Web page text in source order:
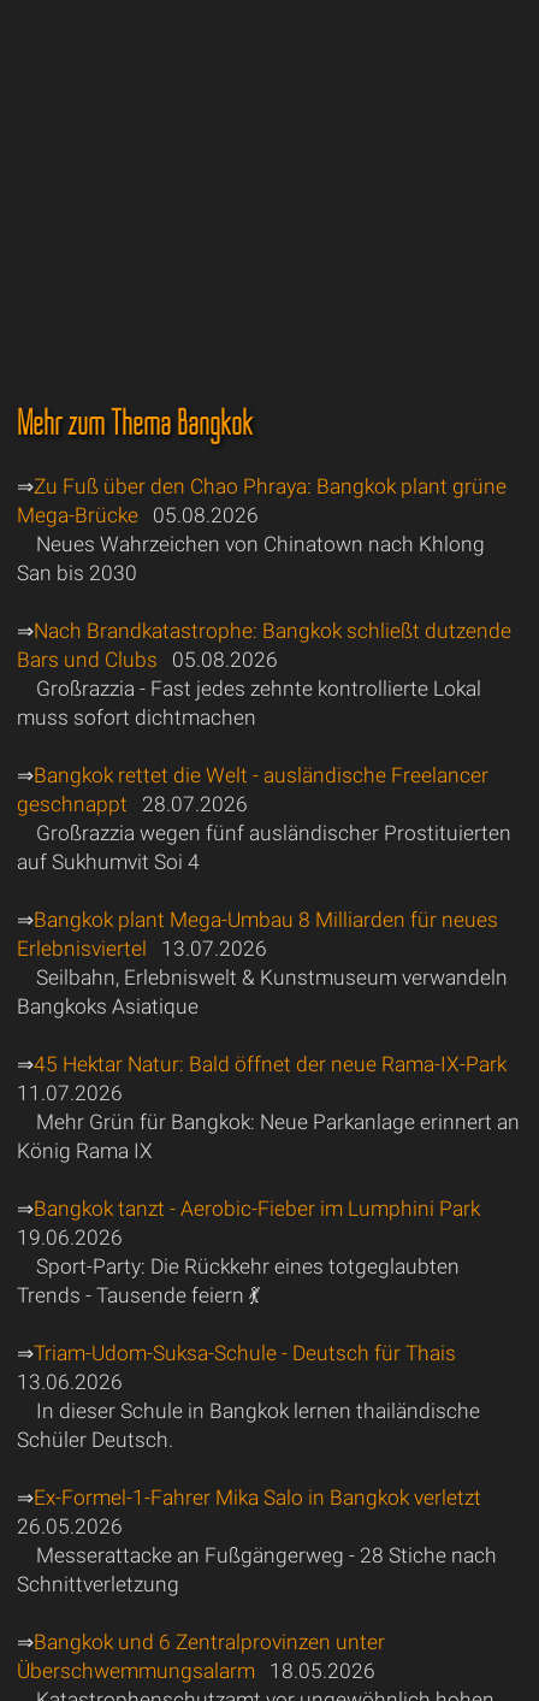
Mehr zum Thema Bangkok
⇒Zu Fuß über den Chao Phraya: Bangkok plant grüne
Mega-Brücke05.08.2026
Neues Wahrzeichen von Chinatown nach Khlong
San bis 2030
⇒Nach Brandkatastrophe: Bangkok schließt dutzende
Bars und Clubs 05.08.2026
Großrazzia - Fast jedes zehnte kontrollierte Lokal
muss sofort dichtmachen
⇒Bangkok rettet die Welt - ausländische Freelancer
geschnappt 28.07.2026
Großrazzia wegen fünf ausländischer Prostituierten
auf Sukhumvit Soi 4
⇒Bangkok plant Mega-Umbau 8 Milliarden für neues
Erlebnisviertel
13.07.2026
Seilbahn, Erlebniswelt & Kunstmuseum verwandeln
Bangkoks Asiatique
⇒45 Hektar Natur: Bald öffnet der neue Rama-IX-Park
11.07.2026
Mehr Grün für Bangkok: Neue Parkanlage erinnert an
König Rama IX
⇒Bangkok tanzt - Aerobic-Fieber im Lumphini Park
19.06.2026
Sport-Party: Die Rückkehr eines totgeglaubten
Trends - Tausende feiern 💃
⇒Triam-Udom-Suksa-Schule - Deutsch für Thais
13.06.2026
In dieser Schule in Bangkok lernen thailändische
Schüler Deutsch.
⇒Ex-Formel-1-Fahrer Mika Salo in Bangkok verletzt
26.05.2026
Messerattacke an Fußgängerweg - 28 Stiche nach
Schnittverletzung
⇒Bangkok und 6 Zentralprovinzen unter
Überschwemmungsalarm18.05.2026